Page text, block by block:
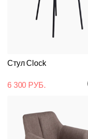
Стул Clock
6 300 РУБ.